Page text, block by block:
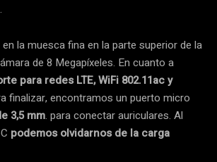
la muesca fina en la parte superior de la
de 8 Megapíxeles. En cuanto a
para redes LTE, WiFi 802.11ac y
finalizar, encontramos un puerto micro
3,5 mm. para conectar auriculares. Al
podemos olvidarnos de la carga